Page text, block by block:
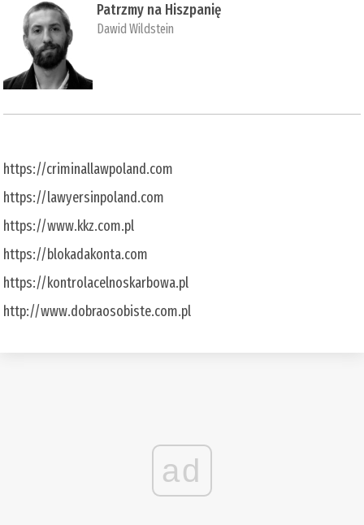
Patrzmy na Hiszpanię
Dawid Wildstein
https://criminallawpoland.com
https://lawyersinpoland.com
https://www.kkz.com.pl
https://blokadakonta.com
https://kontrolacelnoskarbowa.pl
http://www.dobraosobiste.com.pl
ad